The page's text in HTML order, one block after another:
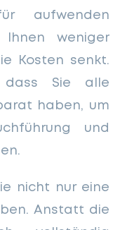
aufwenden
weniger
Kosten senkt.
dass Sie alle
haben, um
und
nicht nur eine
Anstatt die